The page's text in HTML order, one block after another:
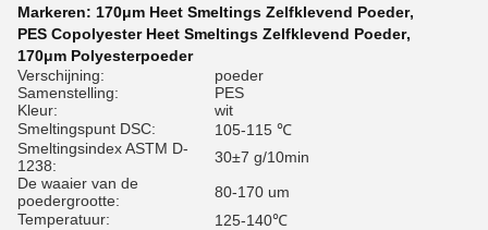
Markeren: 170μm Heet Smeltings Zelfklevend Poeder,
PES Copolyester Heet Smeltings Zelfklevend Poeder,
170μm Polyesterpoeder
Verschijning:
poeder
Samenstelling:
PES
Kleur:
wit
Smeltingspunt DSC:
105-115 ℃
Smeltingsindex ASTM D-
1238:
30±7 g/10min
De waaier van de
poedergrootte:
80-170 um
Temperatuur:
125-140℃